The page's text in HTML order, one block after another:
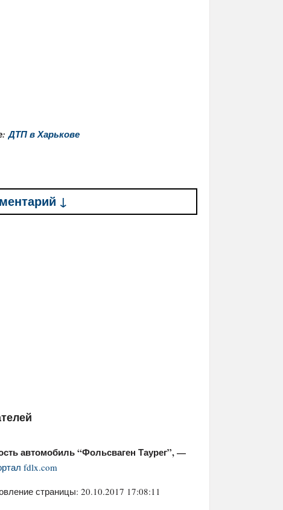
ДТП в Харькове
↓
автомобиль “Фольсваген Таурег”, —
fdlx.com
страницы: 20.10.2017 17:08:11